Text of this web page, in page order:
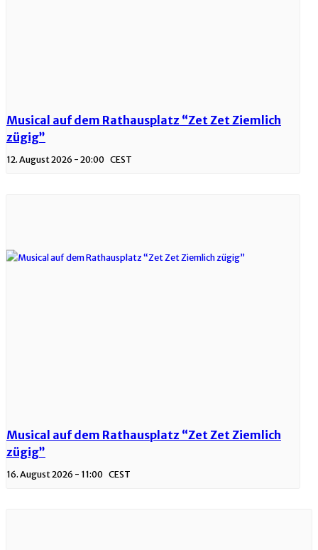
Musical auf dem Rathausplatz “Zet Zet Ziemlich
zügig”
12. August 2026 - 20:00 CEST
Musical auf dem Rathausplatz “Zet Zet Ziemlich
zügig”
16. August 2026 - 11:00 CEST